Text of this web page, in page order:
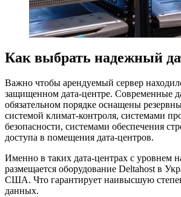
Как выбрать надежный
Важно чтобы арендуемый сервер
защищенном дата-центре. Современные
обязательном порядке оснащены
системой климат-контроля, системами
безопасности, системами обеспечения
доступа в помещения дата-центров.
Именно в таких дата-центрах с уровнем
размещается оборудование Deltahost в
США. Что гарантирует наивысшую
данных.